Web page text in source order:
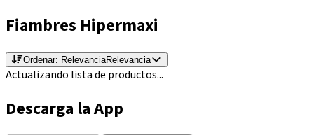
Fiambres Hipermaxi
Ordenar: RelevanciaRelevancia
Actualizando lista de productos...
Descarga la App